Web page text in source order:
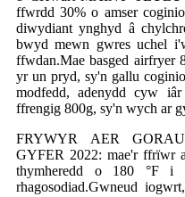
ffwrdd 30% o amser
diwydiant ynghyd â
bwyd mewn gwres uchel
ffwdan.Mae basged airfryer
yr un pryd, sy'n gallu
modfedd, adenydd cyw
ffrengig 800g, sy'n wych ar
FRYWYR AER
GYFER 2022: mae'r ffrïwr
thymheredd o 180 °F
rhagosodiad.Gwneud